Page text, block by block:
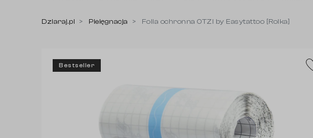
Dziaraj.pl Pielęgnacja Folia ochronna OTZI by Easytattoo [Rolka]
Bestseller